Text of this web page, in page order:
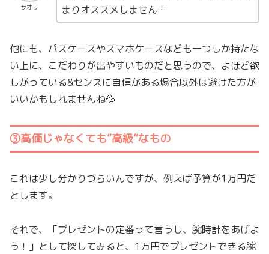
サオリ
まりオススメしません…
他にも、パスケースやスマホケースなども一つしか持たな
い上に、こだわりが出やすいものだと思うので、よほど欲
しがっている&センスに自信がある場合以外は避けた方が
いいかもしれませんね💦
③高価じゃなくても”高級”なもの
これは少し分かりづらいんですが、例えば予算が1万円だ
とします。
それで、「プレゼントの定番って言うし、腕時計をあげよ
う！」として探してみると、1万円でプレゼントできる腕